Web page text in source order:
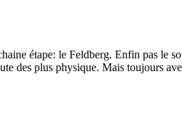
étape: le Feldberg. Enfin pas le
des plus physique. Mais toujours